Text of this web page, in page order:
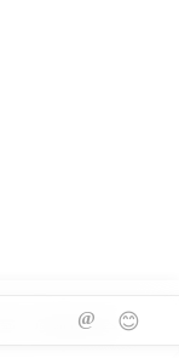
，四通规格全，
@ 😊